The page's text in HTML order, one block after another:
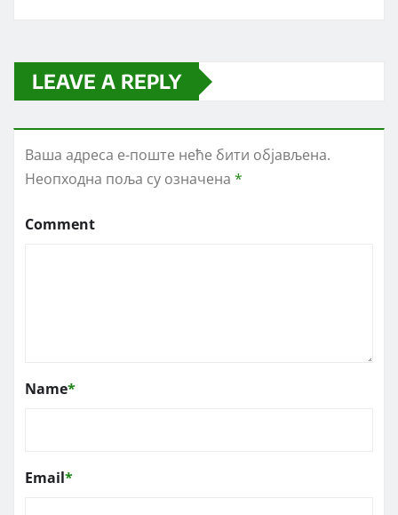
LEAVE A REPLY
Ваша адреса е-поште неће бити објављена.
Неопходна поља су означена *
Comment
Name*
Email*